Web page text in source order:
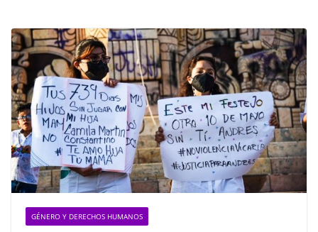
GÉNERO Y DERECHOS HUMANOS